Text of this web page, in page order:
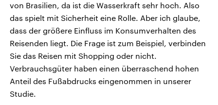
von Brasilien, da ist die Wasserkraft sehr hoch. Also
das spielt mit Sicherheit eine Rolle. Aber ich glaube,
dass der größere Einfluss im Konsumverhalten des
Reisenden liegt. Die Frage ist zum Beispiel, verbinden
Sie das Reisen mit Shopping oder nicht.
Verbrauchsgüter haben einen überraschend hohen
Anteil des Fußabdrucks eingenommen in unserer
Studie.